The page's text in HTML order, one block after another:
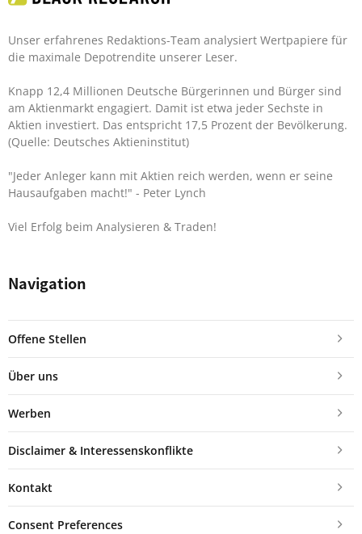
Unser erfahrenes Redaktions-Team analysiert Wertpapiere für
die maximale Depotrendite unserer Leser.
Knapp 12,4 Millionen Deutsche Bürgerinnen und Bürger sind
am Aktienmarkt engagiert. Damit ist etwa jeder Sechste in
Aktien investiert. Das entspricht 17,5 Prozent der Bevölkerung.
(Quelle: Deutsches Aktieninstitut)
"Jeder Anleger kann mit Aktien reich werden, wenn er seine
Hausaufgaben macht!" - Peter Lynch
Viel Erfolg beim Analysieren & Traden!
Navigation
Offene Stellen
Über uns
Werben
Disclaimer & Interessenskonflikte
Kontakt
Consent Preferences